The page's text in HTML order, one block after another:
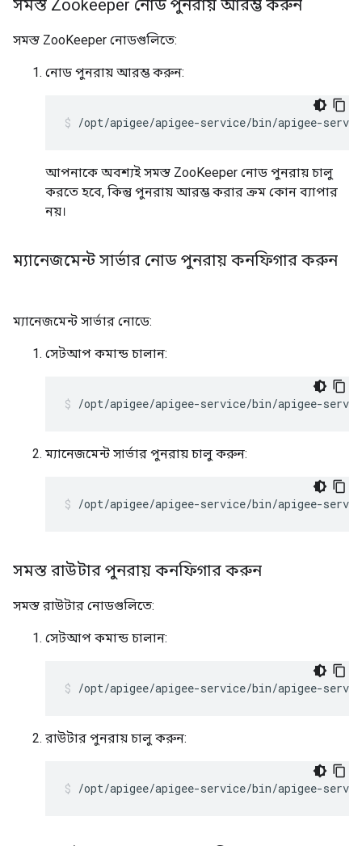
সমস্ত Zookeeper নোড পুনরায় আরম্ভ করুন
সমস্ত ZooKeeper নোডগুলিতে:
নোড পুনরায় আরম্ভ করুন:
/opt/apigee/apigee-service/bin/apigee-
আপনাকে অবশ্যই সমস্ত ZooKeeper নোড পুনরায় চালু
করতে হবে, কিন্তু পুনরায় আরম্ভ করার ক্রম কোন ব্যাপার
নয়।
ম্যানেজমেন্ট সার্ভার নোড পুনরায় কনফিগার করুন
ম্যানেজমেন্ট সার্ভার নোডে:
সেটআপ কমান্ড চালান:
/opt/apigee/apigee-service/bin/apigee-
ম্যানেজমেন্ট সার্ভার পুনরায় চালু করুন:
/opt/apigee/apigee-service/bin/apigee-
সমস্ত রাউটার পুনরায় কনফিগার করুন
সমস্ত রাউটার নোডগুলিতে:
সেটআপ কমান্ড চালান:
/opt/apigee/apigee-service/bin/apigee-
রাউটার পুনরায় চালু করুন:
/opt/apigee/apigee-service/bin/apigee-